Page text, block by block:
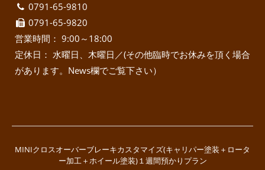
0791-65-9810
0791-65-9820
営業時間： 9:00～18:00
定休日： 水曜日、木曜日／(その他臨時でお休みを頂く場合
があります。News欄でご覧下さい）
MINIクロスオーバーブレーキカスタマイズ(キャリパー塗装＋ロータ
ー加工＋ホイール塗装)１週間預かりプラン